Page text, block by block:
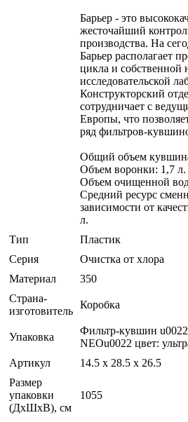
Барьер - это
жесточайший
производства. На
Барьер располагает
цикла и собственной
исследовательской
Конструкторский
сотрудничает с
Европы, что
ряд фильтров-
Общий объем
Объем воронки: 1,7 л.
Объем очищенной
Средний ресурс
зависимости от
л.
Тип
Пластик
Серия
Очистка от хлора
Материал
350
Страна-
изготовитель
Коробка
Упаковка
Фильтр-кувшин
NEOu0022 цвет:
Артикул
14.5 x 28.5 x 26.5
Размер
упаковки
(ДхШхВ), см
1055